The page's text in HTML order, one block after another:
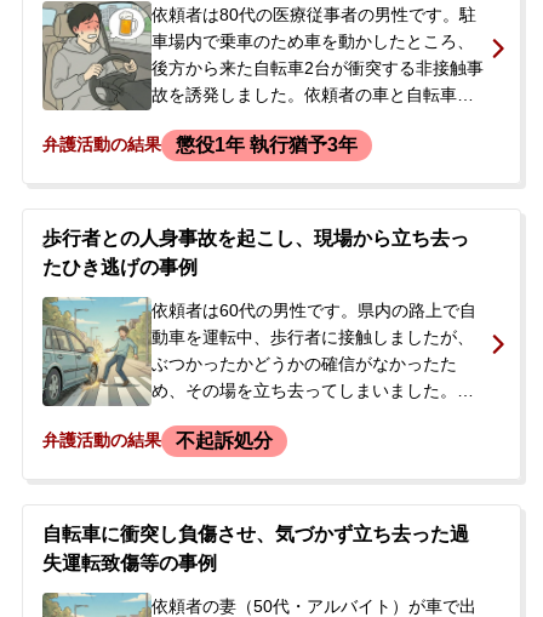
安を覚え、当事務所に相談されました。
依頼者は80代の医療従事者の男性です。駐
車場内で乗車のため車を動かしたところ、
後方から来た自転車2台が衝突する非接触事
故を誘発しました。依頼者の車と自転車の
ていた女性が打撲などの怪我を負いまし
し、警察に報告することなくその場を立ち
去りました。後日、警察官が自宅を訪れ、
ひき逃げ（救護義務違反・報告義務違反）
および過失運転致傷の疑いで捜査を受けて
いることを知らされました。その後、検察
での取調べを経て在宅のまま起訴された
後、裁判に備えたいとのことで当事務所へ
弁護活動の結果 懲役1年 執行猶予3年
歩行者との人身事故を起こし、現場から立ち去っ
たひき逃げの事例
依頼者は60代の男性です。県内の路上で自
動車を運転中、歩行者に接触しましたが、
ぶつかったかどうかの確信がなかったた
め、その場を立ち去ってしまいました。そ
護義務違反）と過失運転致傷の容疑で捜査
再度呼び出しを受けたことから、今後の刑
事処分に大きな不安を感じ、当事務所へ相
談に来られました。
弁護活動の結果 不起訴処分
自転車に衝突し負傷させ、気づかず立ち去った過
失運転致傷等の事例
依頼者の妻（50代・アルバイト）が車で出